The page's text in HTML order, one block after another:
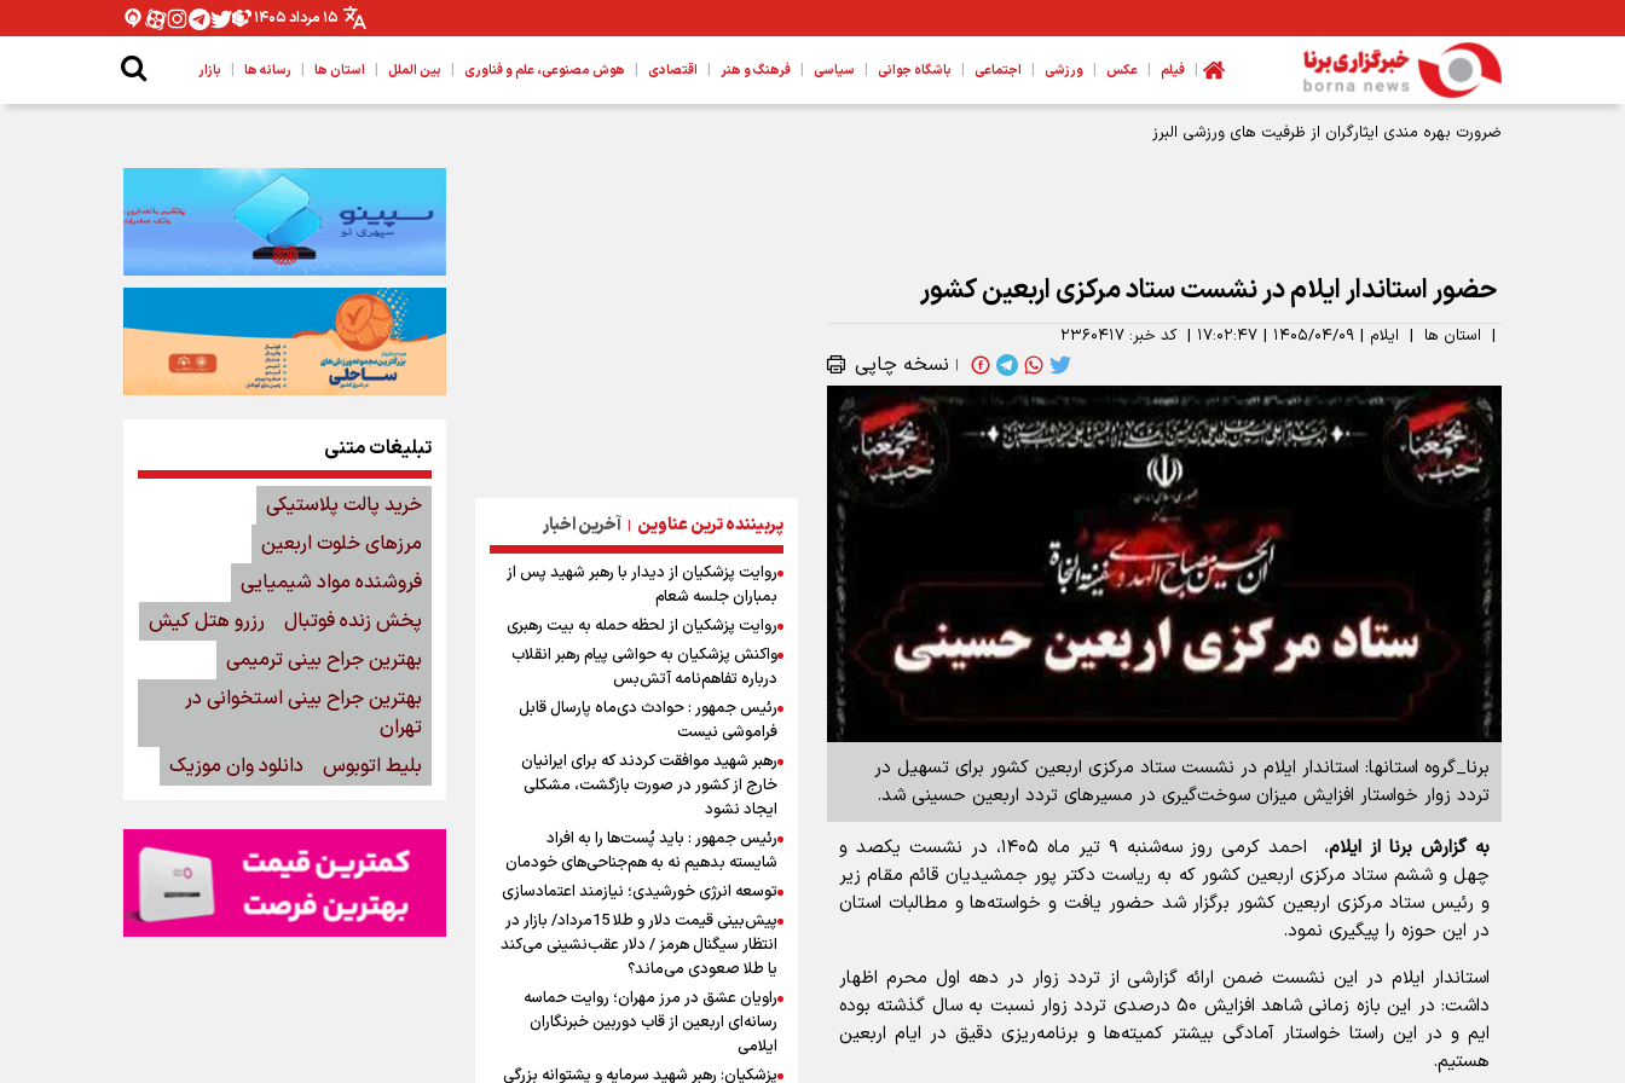
۱۵ مرداد ۱۴۰۵
| فیلم | عکس | ورزشی | اجتماعی | باشگاه جوانی | سیاسی | فرهنگ و هنر | اقتصادی | هوش مصنوعی، علم و فناوری | بین الملل | استان ها | رسانه ها | بازار
ضرورت بهره مندی ایثارگران از ظرفیت های ورزشی البرز
حضور استاندار ایلام در نشست ستاد مرکزی اربعین کشور
| استان ها | ایلام | ۱۴۰۵/۰۴/۰۹ | ۱۷:۰۲:۴۷ | کد خبر: ۲۳۶۰۴۱۷
| نسخه چاپی
برنا_گروه استانها: استاندار ایلام در نشست ستاد مرکزی اربعین کشور برای تسهیل در
تردد زوار خواستار افزایش میزان سوخت‌گیری در مسیرهای تردد اربعین حسینی شد.
به گزارش برنا از ایلام
، احمد کرمی روز سه‌شنبه ۹ تیر ماه ۱۴۰۵، در نشست یکصد و
چهل و ششم ستاد مرکزی اربعین کشور که به ریاست دکتر پور جمشیدیان قائم مقام زیر
و رئیس ستاد مرکزی اربعین کشور برگزار شد حضور یافت و خواسته‌ها و مطالبات استان
در این حوزه را پیگیری نمود.
استاندار ایلام در این نشست ضمن ارائه گزارشی از تردد زوار در دهه اول محرم اظهار
داشت: در این بازه زمانی شاهد افزایش ۵۰ درصدی تردد زوار نسبت به سال گذشته بوده
ایم و در این راستا خواستار آمادگی بیشتر کمیته‌ها و برنامه‌ریزی دقیق در ایام اربعین
هستیم.
پربیننده ترین عناوین | آخرین اخبار
روایت پزشکیان از دیدار با رهبر شهید پس از
بمباران جلسه شعام
روایت پزشکیان از لحظه حمله به بیت رهبری
واکنش پزشکیان به حواشی پیام رهبر انقلاب
درباره تفاهم‌نامه آتش‌بس
رئیس جمهور : حوادث دی‌ماه پارسال قابل
فراموشی نیست
رهبر شهید موافقت کردند که برای ایرانیان
خارج از کشور در صورت بازگشت، مشکلی
ایجاد نشود
رئیس جمهور : باید پُست‌ها را به افراد
شایسته بدهیم نه به هم‌جناحی‌های خودمان
توسعه انرژی خورشیدی؛ نیازمند اعتمادسازی
پیش‌بینی قیمت دلار و طلا 15مرداد/ بازار در
انتظار سیگنال هرمز / دلار عقب‌نشینی می‌کند
یا طلا صعودی می‌ماند؟
راویان عشق در مرز مهران؛ روایت حماسه‌
رسانه‌ای اربعین از قاب دوربین خبرنگاران
ایلامی
پزشکیان: رهبر شهید سرمایه و پشتوانه بزرگی
تبلیغات متنی
خرید پالت پلاستیکی
مرزهای خلوت اربعین
فروشنده مواد شیمیایی
پخش زنده فوتبال
رزرو هتل کیش
بهترین جراح بینی ترمیمی
بهترین جراح بینی استخوانی در
تهران
بلیط اتوبوس
دانلود وان موزیک